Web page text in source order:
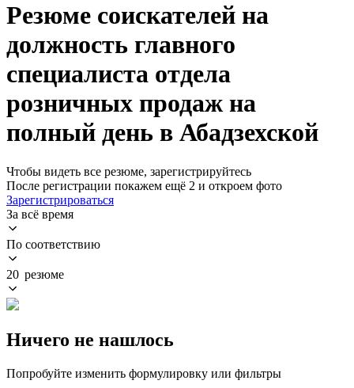
Резюме соискателей на
должность главного
специалиста отдела
розничных продаж на
полный день в Абадзехской
Чтобы видеть все резюме, зарегистрируйтесь
После регистрации покажем ещё 2 и откроем фото
Зарегистрироваться
За всё время
По соответствию
20 резюме
Ничего не нашлось
Попробуйте изменить формулировку или фильтры